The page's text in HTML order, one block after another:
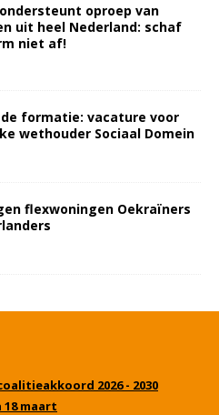
oproep van
uit heel Nederland: schaf
niet af!
formatie: vacature voor
wethouder Sociaal Domein
flexwoningen Oekraïners
2026 - 2030
maart